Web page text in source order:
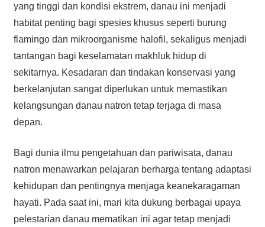
yang tinggi dan kondisi ekstrem, danau ini menjadi
habitat penting bagi spesies khusus seperti burung
flamingo dan mikroorganisme halofil, sekaligus menjadi
tantangan bagi keselamatan makhluk hidup di
sekitarnya. Kesadaran dan tindakan konservasi yang
berkelanjutan sangat diperlukan untuk memastikan
kelangsungan danau natron tetap terjaga di masa
depan.
Bagi dunia ilmu pengetahuan dan pariwisata, danau
natron menawarkan pelajaran berharga tentang adaptasi
kehidupan dan pentingnya menjaga keanekaragaman
hayati. Pada saat ini, mari kita dukung berbagai upaya
pelestarian danau mematikan ini agar tetap menjadi